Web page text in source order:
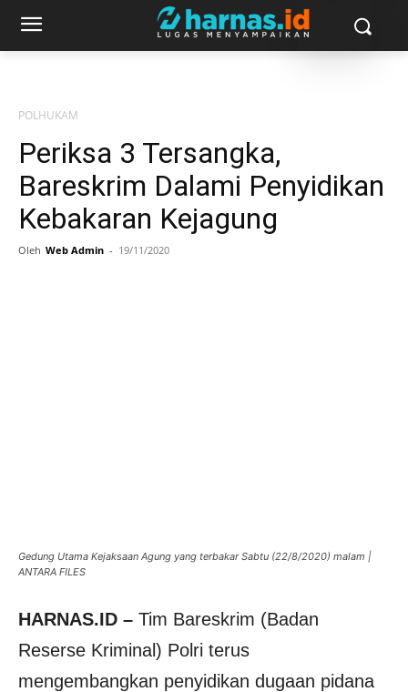
POLHUKAM
Periksa 3 Tersangka,
Bareskrim Dalami Penyidikan
Kebakaran Kejagung
Oleh Web Admin - 19/11/2020
Gedung Utama Kejaksaan Agung yang terbakar Sabtu (22/8/2020) malam |
ANTARA FILES
HARNAS.ID – Tim Bareskrim (Badan
Reserse Kriminal) Polri terus
mengembangkan penyidikan dugaan pidana